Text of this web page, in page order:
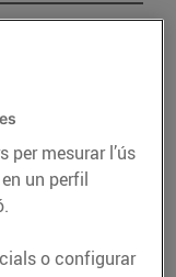
per mesurar l’ús
un perfil
o configurar